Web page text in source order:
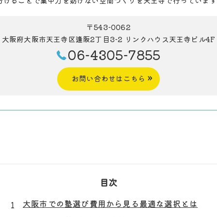
〒543-0062
大阪府大阪市天王寺区逢阪2丁目3-2 リンクハウス天王寺ビル4F
06-4305-7855
お問い合わせはこちら
目次
大阪市での塾選び費用から見る最適な選択とは